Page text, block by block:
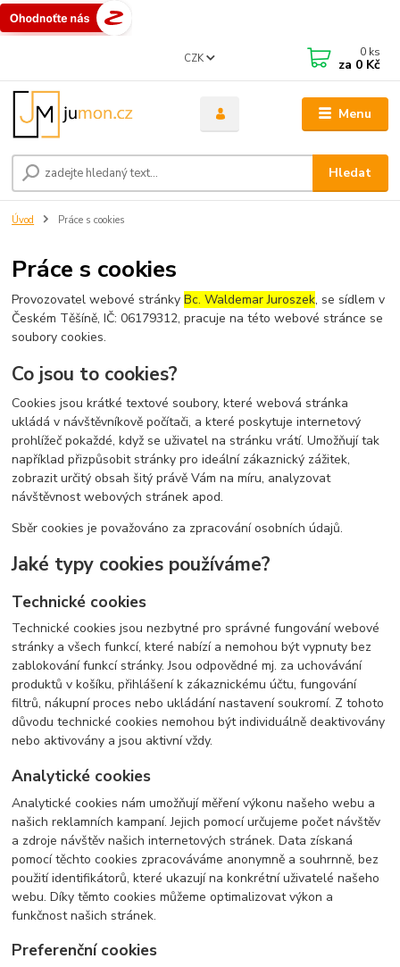
Menu
CZK
Hledat
0 ks
za 0 Kč
Úvod Práce s cookies
Práce s cookies
Provozovatel webové stránkyBc. Waldemar Juroszek, se sídlem v
Českém Těšíně, IČ: 06179312, pracuje na této webové stránce se
soubory cookies.
Co jsou to cookies?
Cookies jsou krátké textové soubory, které webová stránka
ukládá v návštěvníkově počítači, a které poskytuje internetový
prohlížeč pokaždé, když se uživatel na stránku vrátí. Umožňují tak
například přizpůsobit stránky pro ideální zákaznický zážitek,
zobrazit určitý obsah šitý právě Vám na míru, analyzovat
návštěvnost webových stránek apod.
Sběr cookies je považováno za zpracování osobních údajů.
Jaké typy cookies používáme?
Technické cookies
Technické cookies jsou nezbytné pro správné fungování webové
stránky a všech funkcí, které nabízí a nemohou být vypnuty bez
zablokování funkcí stránky. Jsou odpovědné mj. za uchovávání
produktů v košíku, přihlášení k zákaznickému účtu, fungování
filtrů, nákupní proces nebo ukládání nastavení soukromí. Z tohoto
důvodu technické cookies nemohou být individuálně deaktivovány
nebo aktivovány a jsou aktivní vždy.
Analytické cookies
Analytické cookies nám umožňují měření výkonu našeho webu a
našich reklamních kampaní. Jejich pomocí určujeme počet návštěv
a zdroje návštěv našich internetových stránek. Data získaná
pomocí těchto cookies zpracováváme anonymně a souhrnně, bez
použití identifikátorů, které ukazují na konkrétní uživatelé našeho
webu. Díky těmto cookies můžeme optimalizovat výkon a
funkčnost našich stránek.
Preferenční cookies